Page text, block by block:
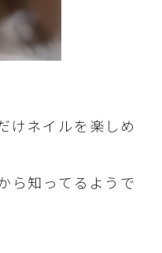
けネイルを楽しめ
ら知ってるようで